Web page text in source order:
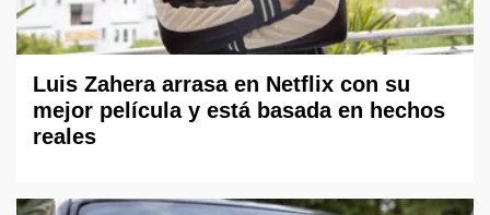
Luis Zahera arrasa en Netflix con su
mejor película y está basada en hechos
reales